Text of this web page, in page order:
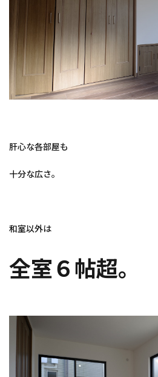
肝心な各部屋も
十分な広さ。
和室以外は
全室６帖超。